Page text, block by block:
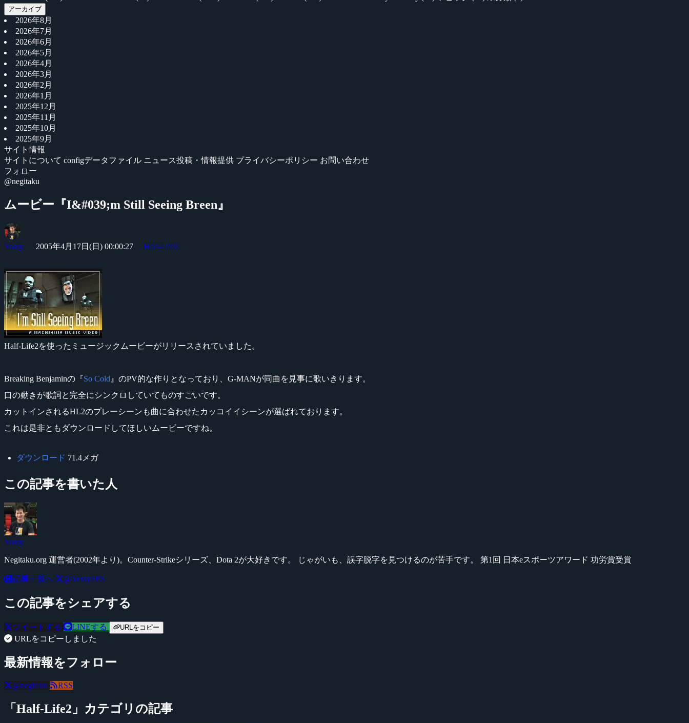
アーカイブ
2026年8月
2026年7月
2026年6月
2026年5月
2026年4月
2026年3月
2026年2月
2026年1月
2025年12月
2025年11月
2025年10月
2025年9月
サイト情報
サイトについて configデータファイル ニュース投稿・情報提供 プライバシーポリシー お問い合わせ
フォロー
@negitaku
ムービー『I&#039;m Still Seeing Breen』
Yossy 2005年4月17日(日) 00:00:27 Half-Life2
Half-Life2を使ったミュージックムービーがリリースされていました。
Breaking Benjaminの『So Cold 』のPV的な作りとなっており、G-MANが同曲を見事に歌いきります。
口の動きが歌詞と完全にシンクロしていてものすごいです。
カットインされるHL2のプレーシーンも曲に合わせたカッコイイシーンが選ばれております。
これは是非ともダウンロードしてほしいムービーですね。
ダウンロード 71.4メガ
この記事を書いた人
Yossy
Negitaku.org 運営者(2002年より)。Counter-Strikeシリーズ、Dota 2が大好きです。 じゃがいも、誤字脱字を見つけるのが苦手です。 第1回 日本eスポーツアワード 功労賞受賞
記事一覧へ @YossyFPS
この記事をシェアする
ツイートする LINEする URLをコピー
URLをコピーしました
最新情報をフォロー
@negitaku RSS
「Half-Life2」カテゴリの記事